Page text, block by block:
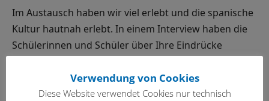
Im Austausch haben wir viel erlebt und die spanische
Kultur hautnah erlebt. In einem Interview haben die
Schülerinnen und Schüler über Ihre Eindrücke
Spanisch! Viel Spaß beim Anhören.-> Audio
Interview zum Austausch (Kl. 10)
Verwendung von Cookies
Diese Website verwendet Cookies nur technisch